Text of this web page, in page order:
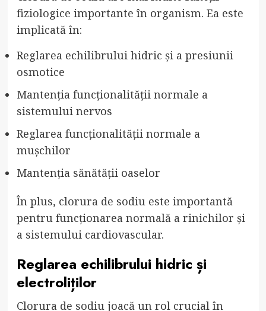
fiziologice importante în organism. Ea este
implicată în:
Reglarea echilibrului hidric și a presiunii
osmotice
Mantenția funcționalității normale a
sistemului nervos
Reglarea funcționalității normale a
mușchilor
Mantenția sănătății oaselor
În plus, clorura de sodiu este importantă
pentru funcționarea normală a rinichilor și
a sistemului cardiovascular.
Reglarea echilibrului hidric și
electroliților
Clorura de sodiu joacă un rol crucial în